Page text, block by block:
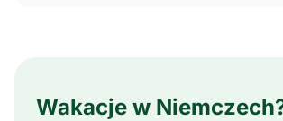
Wakacje w